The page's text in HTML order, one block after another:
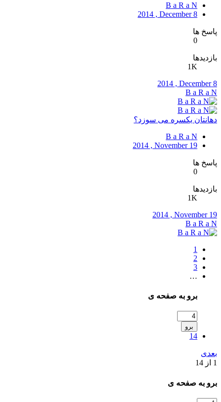
B a R a N
2014 , December 8
پاسخ ها
0
بازدیدها
1K
2014 , December 8
B a R a N
دهانتان یکسره می سوزد؟
B a R a N
2014 , November 19
پاسخ ها
0
بازدیدها
1K
2014 , November 19
B a R a N
1
2
3
…
برو به صفحه ی
برو
14
بعدی
1 از 14
برو به صفحه ی